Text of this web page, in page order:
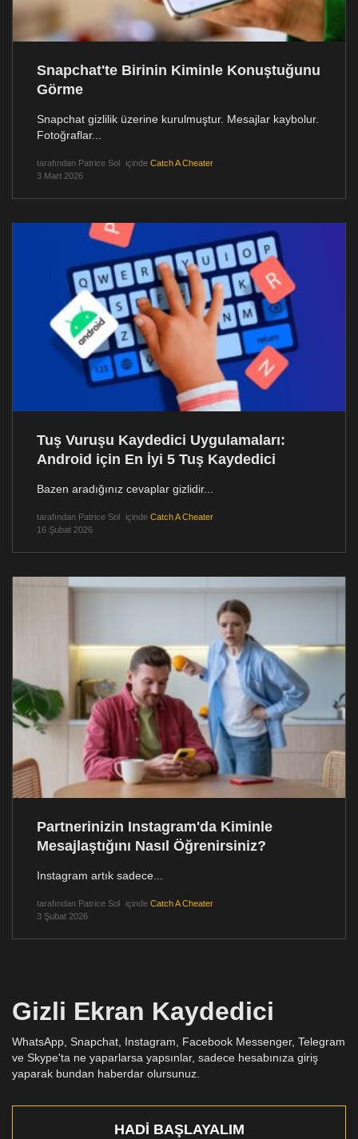
Snapchat'te Birinin Kiminle Konuştuğunu
Görme
Snapchat gizlilik üzerine kurulmuştur. Mesajlar kaybolur.
Fotoğraflar...
tarafından Patrice Sol içinde Catch A Cheater
3 Mart 2026
Tuş Vuruşu Kaydedici Uygulamaları:
Android için En İyi 5 Tuş Kaydedici
Bazen aradığınız cevaplar gizlidir...
tarafından Patrice Sol içinde Catch A Cheater
16 Şubat 2026
Partnerinizin Instagram'da Kiminle
Mesajlaştığını Nasıl Öğrenirsiniz?
Instagram artık sadece...
tarafından Patrice Sol içinde Catch A Cheater
3 Şubat 2026
Gizli Ekran Kaydedici
WhatsApp, Snapchat, Instagram, Facebook Messenger, Telegram
ve Skype'ta ne yaparlarsa yapsınlar, sadece hesabınıza giriş
yaparak bundan haberdar olursunuz.
HADI BAŞLAYALIM